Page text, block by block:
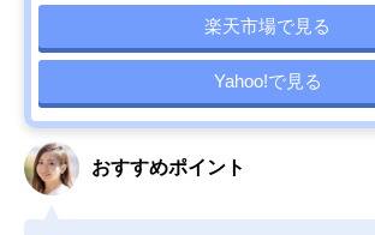
楽天市場で見る
Yahoo!で見る
おすすめポイント